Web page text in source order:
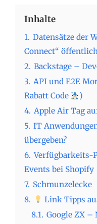
Inhalte
1. Datensätze der
Connect“
2. Backstage –
3. API und E2E
Rabatt Code
)
4. Apple Air Tag
5. IT
übergeben?
6. Verfügbarkeits-
Events bei Shopify
7. Schmunzelecke
8.
Link Tipps
8.1. Google ZX –